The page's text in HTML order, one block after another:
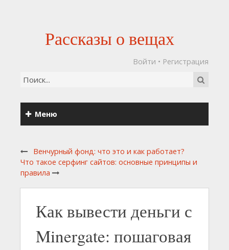
Рассказы о вещах
Войти • Регистрация
Меню
Венчурный фонд: что это и как работает?
Что такое серфинг сайтов: основные принципы и
правила
Как вывести деньги с
Minergate: пошаговая